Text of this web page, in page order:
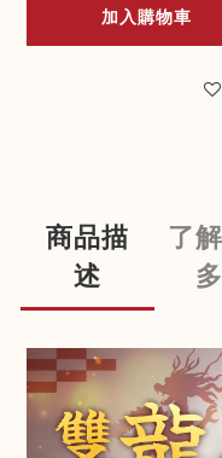
加入購物車
商品描
述
了
多